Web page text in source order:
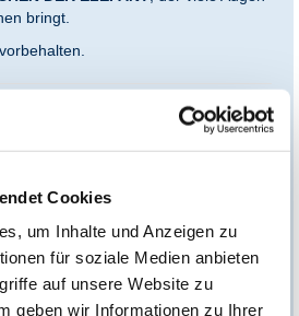
Cookies
um Inhalte und Anzeigen zu
für soziale Medien anbieten
auf unsere Website zu
geben wir Informationen zu Ihrer
bringt.
gültig für einen einmaligen Eintritt
Das Ticket ist vom Umtausch
und nicht mit anderen
genannten Datums verliert das
Geschäftsbedingungen der
erding.de/agb/agb-online-shop/